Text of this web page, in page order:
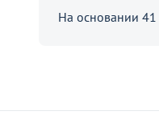
На основании